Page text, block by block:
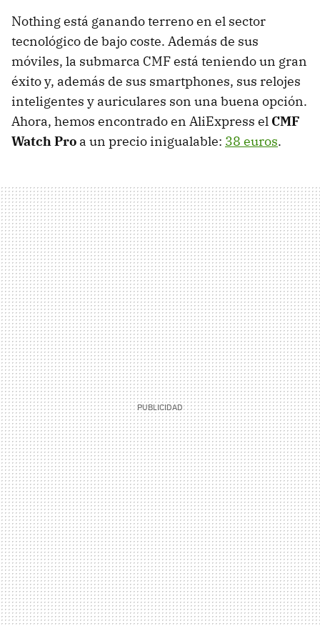
Nothing está ganando terreno en el sector
tecnológico de bajo coste. Además de sus
móviles, la submarca CMF está teniendo un gran
éxito y, además de sus smartphones, sus relojes
inteligentes y auriculares son una buena opción.
Ahora, hemos encontrado en AliExpress el CMF
Watch Pro a un precio inigualable: 38 euros.